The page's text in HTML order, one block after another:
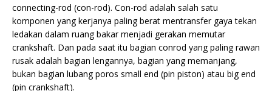
connecting-rod (con-rod). Con-rod adalah salah satu
komponen yang kerjanya paling berat mentransfer gaya tekan
ledakan dalam ruang bakar menjadi gerakan memutar
crankshaft. Dan pada saat itu bagian conrod yang paling rawan
rusak adalah bagian lengannya, bagian yang memanjang,
bukan bagian lubang poros small end (pin piston) atau big end
(pin crankshaft).